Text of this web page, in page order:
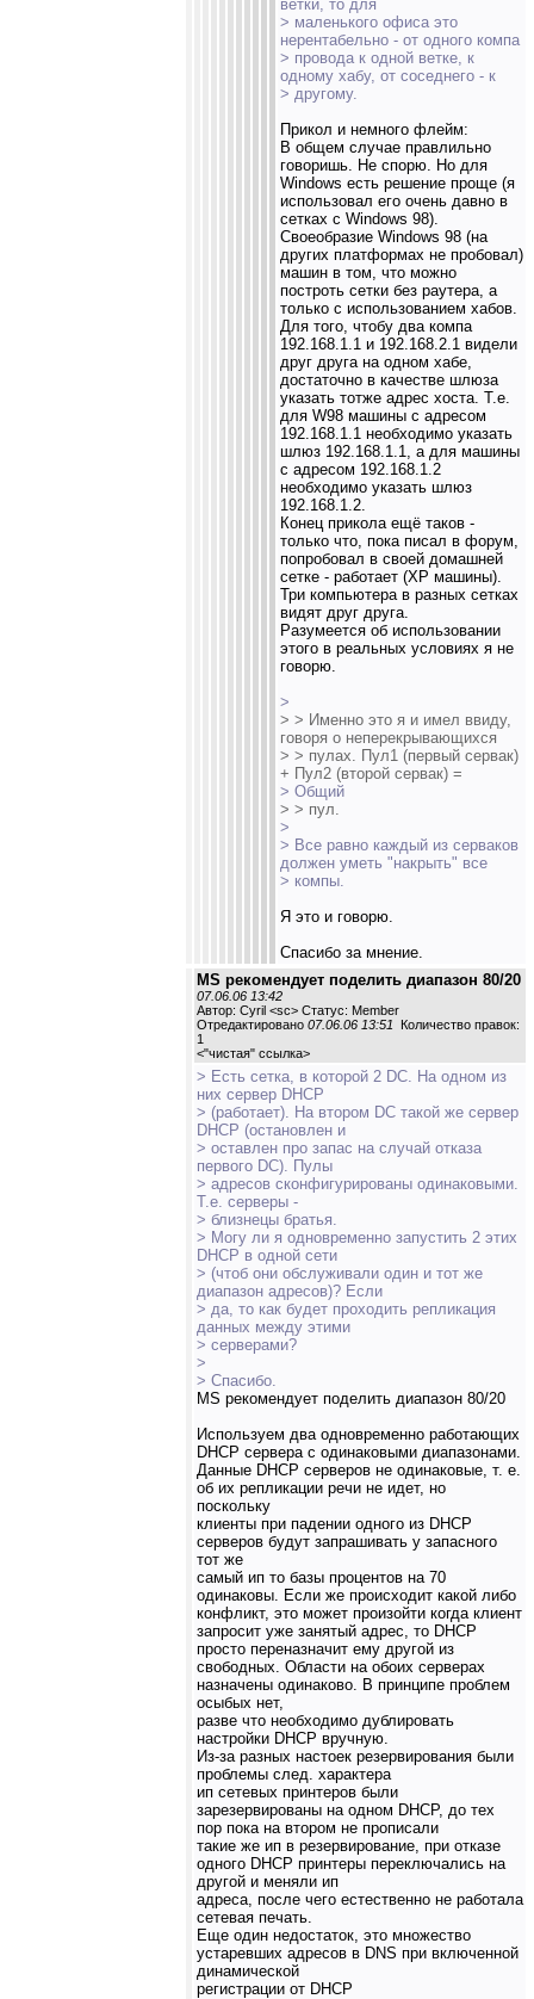
ветки, то для
> маленького офиса это
нерентабельно - от одного компа
> провода к одной ветке, к
одному хабу, от соседнего - к
> другому.
Прикол и немного флейм:
В общем случае правлильно
говоришь. Не спорю. Но для
Windows есть решение проще (я
использовал его очень давно в
сетках с Windows 98).
Своеобразие Windows 98 (на
других платформах не пробовал)
машин в том, что можно
построть сетки без раутера, a
только с использованием хабов.
Для того, чтобу два компа
192.168.1.1 и 192.168.2.1 видели
друг друга на одном хабе,
достаточно в качестве шлюза
указать тотже адрес хоста. Т.е.
для W98 машины с адресом
192.168.1.1 необходимо указать
шлюз 192.168.1.1, а для машины
с адресом 192.168.1.2
необходимо указать шлюз
192.168.1.2.
Конец прикола ещё таков -
только что, пока писал в форум,
попробовал в своей домашней
сетке - работает (XP машины).
Три компьютера в разных сетках
видят друг друга.
Разумеется об использовании
этого в реальных условиях я не
говорю.
>
> > Именно это я и имел ввиду,
говоря о неперекрывающихся
> > пулах. Пул1 (первый сервак)
+ Пул2 (второй сервак) =
> Общий
> > пул.
>
> Все равно каждый из серваков
должен уметь "накрыть" все
> компы.
Я это и говорю.
Спасибо за мнение.
MS рекомендует поделить диапазон 80/20
07.06.06 13:42
Автор: Cyril <sc> Статус: Member
Отредактировано 07.06.06 13:51 Количество правок:
1
<"чистая" ссылка>
> Есть сетка, в которой 2 DC. На одном из
них сервер DHCP
> (работает). На втором DC такой же сервер
DHCP (остановлен и
> оставлен про запас на случай отказа
первого DC). Пулы
> адресов сконфигурированы одинаковыми.
Т.е. серверы -
> близнецы братья.
> Могу ли я одновременно запустить 2 этих
DHCP в одной сети
> (чтоб они обслуживали один и тот же
диапазон адресов)? Если
> да, то как будет проходить репликация
данных между этими
> серверами?
>
> Спасибо.
MS рекомендует поделить диапазон 80/20
Используем два одновременно работающих
DHCP сервера с одинаковыми диапазонами.
Данные DHCP серверов не одинаковые, т. е.
об их репликации речи не идет, но
поскольку
клиенты при падении одного из DHCP
серверов будут запрашивать у запасного
тот же
самый ип то базы процентов на 70
одинаковы. Если же происходит какой либо
конфликт, это может произойти когда клиент
запросит уже занятый адрес, то DHCP
просто переназначит ему другой из
свободных. Области на обоих серверах
назначены одинаково. В принципе проблем
осыбых нет,
разве что необходимо дублировать
настройки DHCP вручную.
Из-за разных настоек резервирования были
проблемы след. характера
ип сетевых принтеров были
зарезервированы на одном DHCP, до тех
пор пока на втором не прописали
такие же ип в резервирование, при отказе
одного DHCP принтеры переключались на
другой и меняли ип
адреса, после чего естественно не работала
сетевая печать.
Еще один недостаток, это множество
устаревших адресов в DNS при включенной
динамической
регистрации от DHCP